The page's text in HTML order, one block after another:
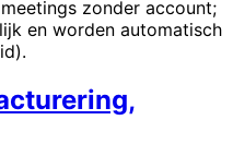
zonder account;
en worden automatisch